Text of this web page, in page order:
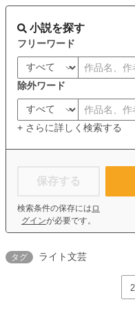
小説を探す
フリーワード
除外ワード
+ さらに詳しく検索する
保存する
検索条件の保存には ロ
グインが必要です。
タグ ライト文芸